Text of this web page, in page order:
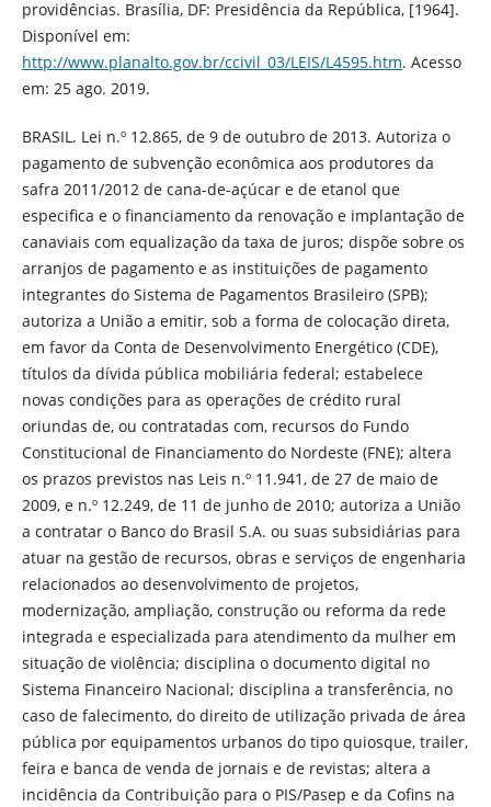
providências. Brasília, DF: Presidência da República, [1964].
Disponível em:
http://www.planalto.gov.br/ccivil_03/LEIS/L4595.htm. Acesso
em: 25 ago. 2019.
BRASIL. Lei n.º 12.865, de 9 de outubro de 2013. Autoriza o
pagamento de subvenção econômica aos produtores da
safra 2011/2012 de cana-de-açúcar e de etanol que
especifica e o financiamento da renovação e implantação de
canaviais com equalização da taxa de juros; dispõe sobre os
arranjos de pagamento e as instituições de pagamento
integrantes do Sistema de Pagamentos Brasileiro (SPB);
autoriza a União a emitir, sob a forma de colocação direta,
em favor da Conta de Desenvolvimento Energético (CDE),
títulos da dívida pública mobiliária federal; estabelece
novas condições para as operações de crédito rural
oriundas de, ou contratadas com, recursos do Fundo
Constitucional de Financiamento do Nordeste (FNE); altera
os prazos previstos nas Leis n.º 11.941, de 27 de maio de
2009, e n.º 12.249, de 11 de junho de 2010; autoriza a União
a contratar o Banco do Brasil S.A. ou suas subsidiárias para
atuar na gestão de recursos, obras e serviços de engenharia
relacionados ao desenvolvimento de projetos,
modernização, ampliação, construção ou reforma da rede
integrada e especializada para atendimento da mulher em
situação de violência; disciplina o documento digital no
Sistema Financeiro Nacional; disciplina a transferência, no
caso de falecimento, do direito de utilização privada de área
pública por equipamentos urbanos do tipo quiosque, trailer,
feira e banca de venda de jornais e de revistas; altera a
incidência da Contribuição para o PIS/Pasep e da Cofins na